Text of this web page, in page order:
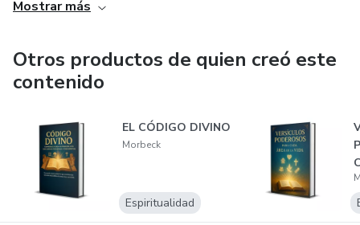
objetivos.
Obrigado por acreditar junto comigo, estou a disposição.
tmj......
Mostrar más
Otros productos de quien creó este
contenido
EL CÓDIGO DIVINO
Morbeck
Espiritualidad